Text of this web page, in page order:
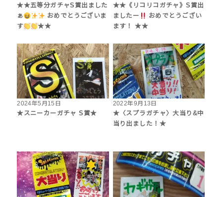
★★五等分ガチャS賞出ました
ぁ
おめでとうございま
す
★★
★★《リコリコガチャ》S賞出
ましたー
おめでとうござい
ます！ ★★
2024年5月15日
★スニーカーガチャ S賞★
2022年9月13日
★〈スプラガチャ〉大当り&中
当り出ました！★